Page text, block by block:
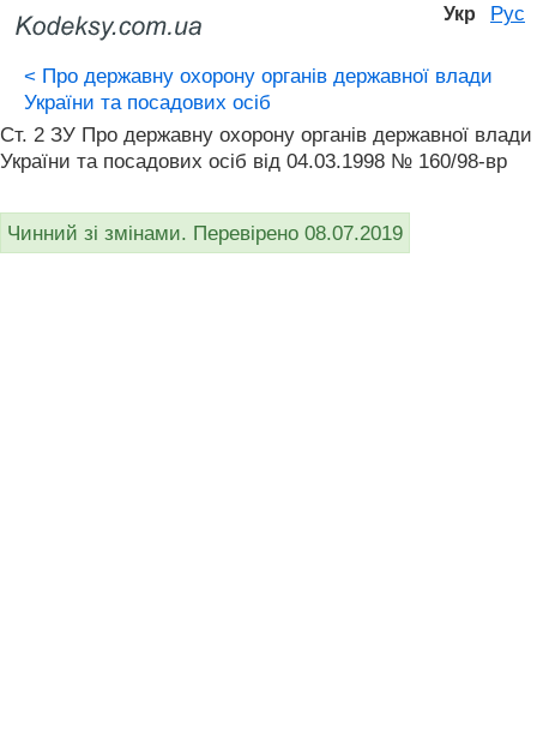
Укр Рус
< Про державну охорону органів державної влади
України та посадових осіб
Ст. 2 ЗУ Про державну охорону органів державної влади
України та посадових осіб від 04.03.1998 № 160/98-вр
Чинний зі змінами. Перевірено 08.07.2019